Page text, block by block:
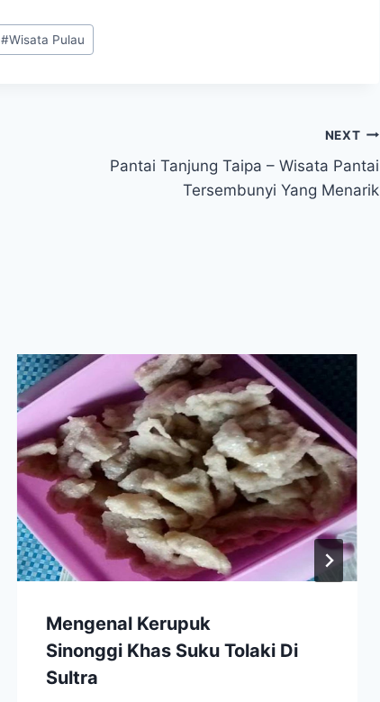
#Wisata Pulau
NEXT
Pantai Tanjung Taipa – Wisata Pantai
Tersembunyi Yang Menarik
Mengenal Kerupuk
Sinonggi Khas Suku Tolaki Di
Sultra